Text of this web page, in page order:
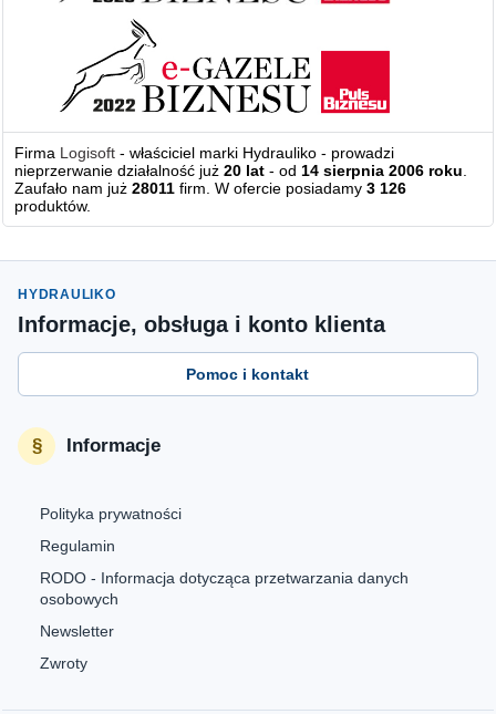
Firma Logisoft - właściciel marki Hydrauliko - prowadzi
nieprzerwanie działalność już20 lat - od 14 sierpnia 2006 roku
Zaufało nam już28011 firm. W ofercie posiadamy3 126
produktów.
HYDRAULIKO
Informacje, obsługa i konto klienta
Pomoc i kontakt
Informacje
Polityka prywatności
Regulamin
RODO - Informacja dotycząca przetwarzania danych
osobowych
Newsletter
Zwroty